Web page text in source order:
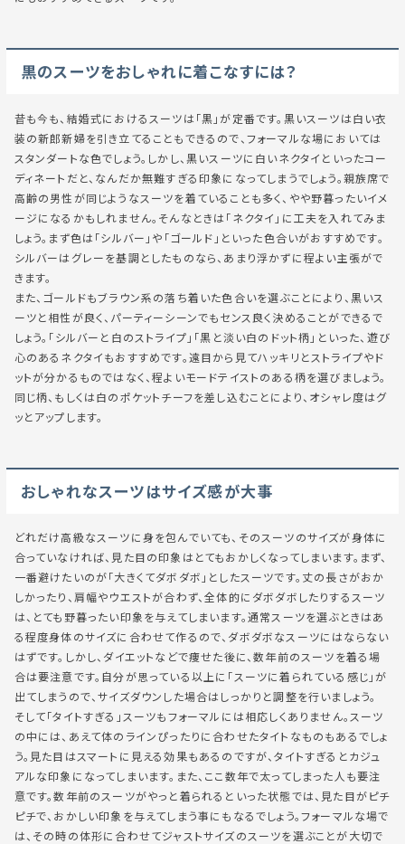
黒のスーツをおしゃれに着こなすには？
昔も今も、結婚式におけるスーツは「黒」が定番です。黒いスーツは白い衣
装の新郎新婦を引き立てることもできるので、フォーマルな場においては
スタンダートな色でしょう。しかし、黒いスーツに白いネクタイといったコー
ディネートだと、なんだか無難すぎる印象になってしまうでしょう。親族席で
高齢の男性が同じようなスーツを着ていることも多く、やや野暮ったいイメ
ージになるかもしれません。そんなときは「ネクタイ」に工夫を入れてみま
しょう。まず色は「シルバー」や「ゴールド」といった色合いがおすすめです。
シルバーはグレーを基調としたものなら、あまり浮かずに程よい主張がで
きます。
また、ゴールドもブラウン系の落ち着いた色合いを選ぶことにより、黒いス
ーツと相性が良く、パーティーシーンでもセンス良く決めることができるで
しょう。「シルバーと白のストライプ」「黒と淡い白のドット柄」といった、遊び
心のあるネクタイもおすすめです。遠目から見てハッキリとストライプやド
ットが分かるものではなく、程よいモードテイストのある柄を選びましょう。
同じ柄、もしくは白のポケットチーフを差し込むことにより、オシャレ度はグ
ッとアップします。
おしゃれなスーツはサイズ感が大事
どれだけ高級なスーツに身を包んでいても、そのスーツのサイズが身体に
合っていなければ、見た目の印象はとてもおかしくなってしまいます。まず、
一番避けたいのが「大きくてダボダボ」としたスーツです。丈の長さがおか
しかったり、肩幅やウエストが合わず、全体的にダボダボしたりするスーツ
は、とても野暮ったい印象を与えてしまいます。通常スーツを選ぶときはあ
る程度身体のサイズに合わせて作るので、ダボダボなスーツにはならない
はずです。しかし、ダイエットなどで痩せた後に、数年前のスーツを着る場
合は要注意です。自分が思っている以上に「スーツに着られている感じ」が
出てしまうので、サイズダウンした場合はしっかりと調整を行いましょう。
そして「タイトすぎる」スーツもフォーマルには相応しくありません。スーツ
の中には、あえて体のラインぴったりに合わせたタイトなものもあるでしょ
う。見た目はスマートに見える効果もあるのですが、タイトすぎるとカジュ
アルな印象になってしまいます。また、ここ数年で太ってしまった人も要注
意です。数年前のスーツがやっと着られるといった状態では、見た目がピチ
ピチで、おかしい印象を与えてしまう事にもなるでしょう。フォーマルな場で
は、その時の体形に合わせてジャストサイズのスーツを選ぶことが大切で